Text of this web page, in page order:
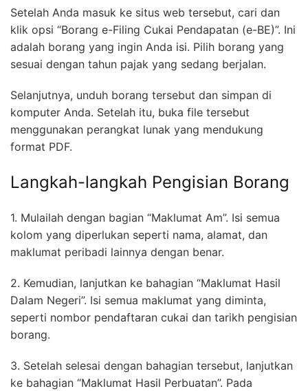
Setelah Anda masuk ke situs web tersebut, cari dan
klik opsi “Borang e-Filing Cukai Pendapatan (e-BE)”. Ini
adalah borang yang ingin Anda isi. Pilih borang yang
sesuai dengan tahun pajak yang sedang berjalan.
Selanjutnya, unduh borang tersebut dan simpan di
komputer Anda. Setelah itu, buka file tersebut
menggunakan perangkat lunak yang mendukung
format PDF.
Langkah-langkah Pengisian Borang
1. Mulailah dengan bagian “Maklumat Am”. Isi semua
kolom yang diperlukan seperti nama, alamat, dan
maklumat peribadi lainnya dengan benar.
2. Kemudian, lanjutkan ke bahagian “Maklumat Hasil
Dalam Negeri”. Isi semua maklumat yang diminta,
seperti nombor pendaftaran cukai dan tarikh pengisian
borang.
3. Setelah selesai dengan bahagian tersebut, lanjutkan
ke bahagian “Maklumat Hasil Perbuatan”. Pada